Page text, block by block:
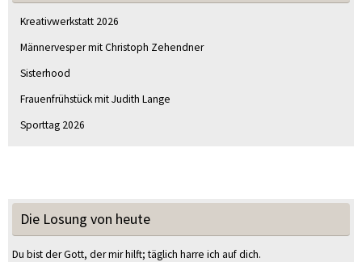
Kreativwerkstatt 2026
Männervesper mit Christoph Zehendner
Sisterhood
Frauenfrühstück mit Judith Lange
Sporttag 2026
Die Losung von heute
Du bist der Gott, der mir hilft; täglich harre ich auf dich.